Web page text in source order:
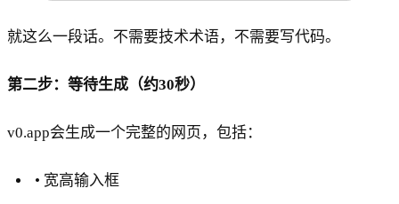
就这么一段话。不需要技术术语，不需要写代码。
第二步：等待生成（约30秒）
v0.app会生成一个完整的网页，包括：
• 宽高输入框